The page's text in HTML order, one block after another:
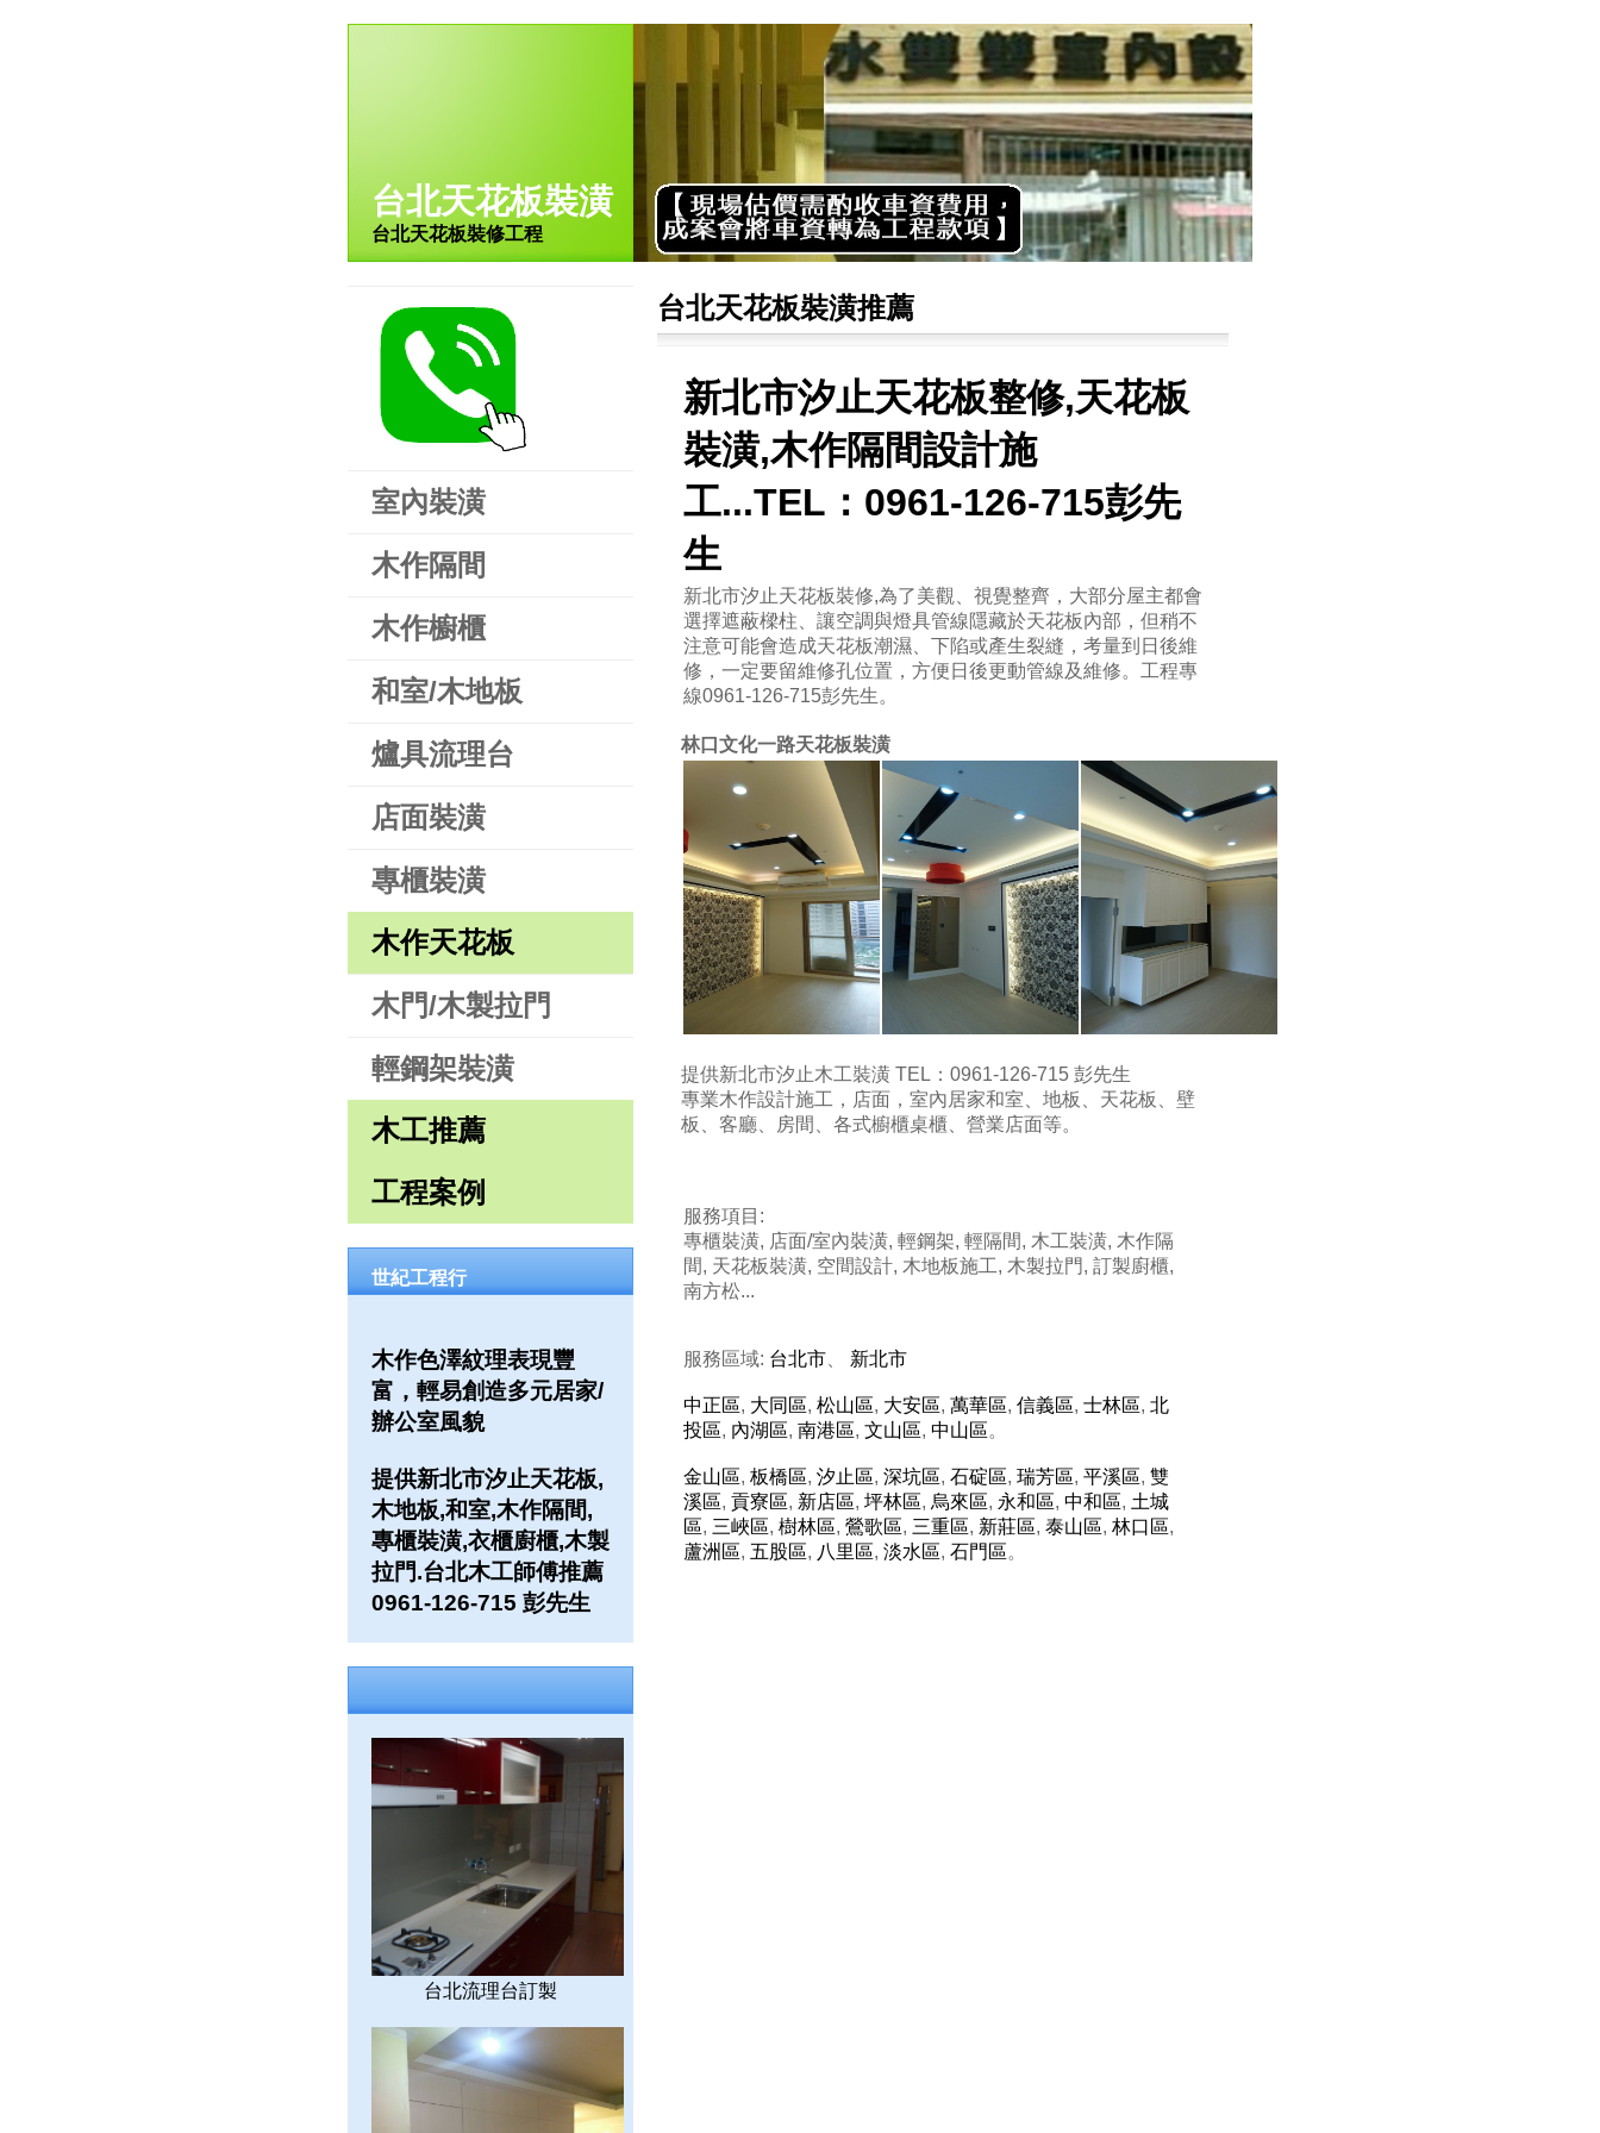
台北天花板裝潢
台北天花板裝修工程
室內裝潢
木作隔間
木作櫥櫃
和室/木地板
爐具流理台
店面裝潢
專櫃裝潢
木作天花板
木門/木製拉門
輕鋼架裝潢
木工推薦
工程案例
世紀工程行
木作色澤紋理表現豐
富，輕易創造多元居家/
辦公室風貌
提供新北市汐止天花板,
木地板,和室,木作隔間,
專櫃裝潢,衣櫃廚櫃,木製
拉門.台北木工師傅推薦
0961-126-715 彭先生
台北流理台訂製
台北天花板裝潢推薦
新北市汐止天花板整修,天花板
裝潢,木作隔間設計施
工...TEL：0961-126-715彭先
生
新北市汐止天花板裝修,為了美觀、視覺整齊，大部分屋主都會
選擇遮蔽樑柱、讓空調與燈具管線隱藏於天花板內部，但稍不
注意可能會造成天花板潮濕、下陷或產生裂縫，考量到日後維
修，一定要留維修孔位置，方便日後更動管線及維修。工程專
線0961-126-715彭先生。
林口文化一路天花板裝潢
提供新北市汐止木工裝潢 TEL：0961-126-715 彭先生
專業木作設計施工，店面，室內居家和室、地板、天花板、壁
板、客廳、房間、各式櫥櫃桌櫃、營業店面等。
服務項目:
專櫃裝潢, 店面/室內裝潢, 輕鋼架, 輕隔間, 木工裝潢, 木作隔
間, 天花板裝潢, 空間設計, 木地板施工, 木製拉門, 訂製廚櫃,
南方松...
服務區域: 台北市 新北市
中正區, 大同區, 松山區, 大安區, 萬華區, 信義區, 士林區, 北
投區, 內湖區, 南港區, 文山區, 中山區。
金山區, 板橋區, 汐止區, 深坑區, 石碇區, 瑞芳區, 平溪區, 雙
溪區, 貢寮區, 新店區, 坪林區, 烏來區, 永和區, 中和區, 土城
區, 三峽區, 樹林區, 鶯歌區, 三重區, 新莊區, 泰山區, 林口區,
蘆洲區, 五股區, 八里區, 淡水區, 石門區。